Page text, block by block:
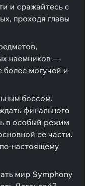
и сражайтесь с
проходя главы
наемников —
могучей и
боссом.
финального
в особый режим
ее части.
настоящему
мир Symphony